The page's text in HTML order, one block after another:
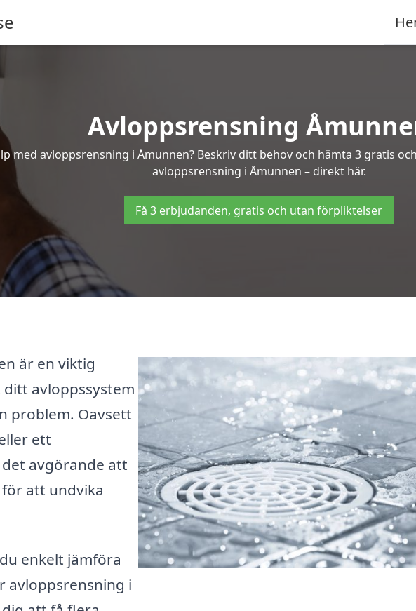
Avloppsrensning
med avloppsrensning i Åmunnen? Beskriv ditt behov och hämta 3 gratis
avloppsrensning i Åmunnen – direkt här.
Få 3 erbjudanden, gratis och utan förpliktelser
är en viktig
avloppssystem
problem. Oavsett
ett
avgörande att
att undvika
enkelt jämföra
avloppsrensning i